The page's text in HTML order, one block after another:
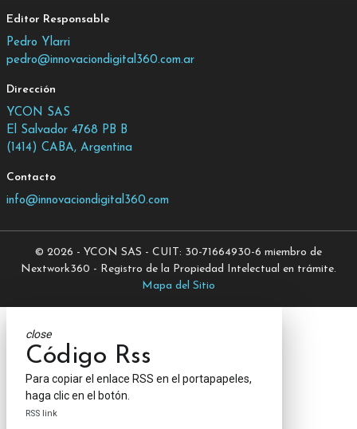
Editor Responsable
Pedro Ylarri
pedro@innovaciondigital360.com.ar
Dirección
YCON SAS
El Salvador 4768 PB B
(1414) CABA, Argentina
Contacto
info@innovaciondigital360.com
© 2026 - YCON SAS - CUIT: 30-71664930-6 miembro de
Nextwork360 - Registro de la Propiedad Intelectual en trámite.
Mapa del Sitio
close
Código Rss
Para copiar el enlace RSS en el portapapeles,
haga clic en el botón.
RSS link